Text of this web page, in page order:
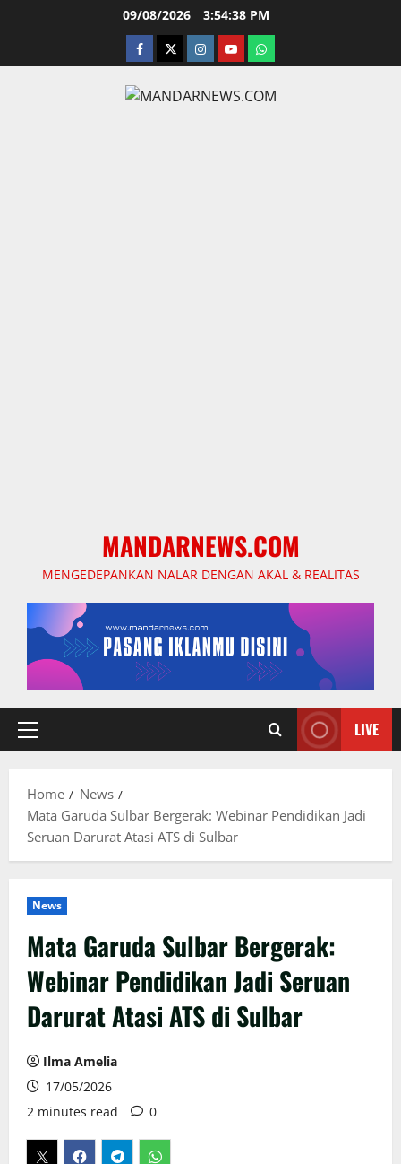
09/08/2026 3:54:39 PM
facebooktwitterinstagram.com
youtubewhatsapp
MANDARNEWS.COM
MENGEDEPANKAN NALAR DENGAN AKAL & REALITAS
Primary
LIVE
Home
News
Mata Garuda Sulbar Bergerak: Webinar Pendidikan Jadi
Seruan Darurat Atasi ATS di Sulbar
News
Mata Garuda Sulbar Bergerak:
Webinar Pendidikan Jadi Seruan
Darurat Atasi ATS di Sulbar
Ilma Amelia
17/05/2026
2 minutes read
0